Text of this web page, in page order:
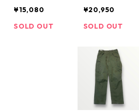
リタリー 古着
古着屋 高円寺
¥15,080
SOLD OUT
ルカモ カーゴ
パンツ BDU ミ
ビンテージ
¥20,950
SOLD OUT